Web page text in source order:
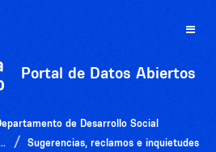
Toggle
Portal de Datos Abiertos
de Desarrollo Social
Sugerencias, reclamos e inquietudes